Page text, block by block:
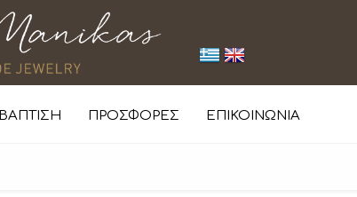
ΒΑΠΤΙΣΗ ΠΡΟΣΦΟΡΕΣ ΕΠΙΚΟΙΝΩΝΙΑ